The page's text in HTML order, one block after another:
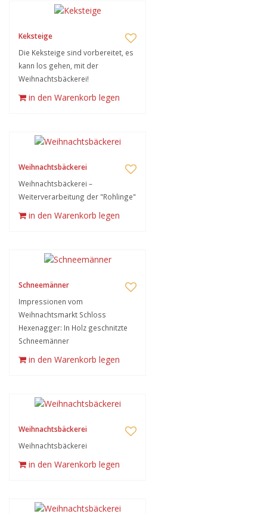
Keksteige
Die Keksteige sind vorbereitet, es
kann los gehen, mit der
Weihnachtsbäckerei!
in den Warenkorb legen
Weihnachtsbäckerei
Weihnachtsbäckerei –
Weiterverarbeitung der "Rohlinge"
in den Warenkorb legen
Schneemänner
Impressionen vom
Weihnachtsmarkt Schloss
Hexenagger: In Holz geschnitzte
Schneemänner
in den Warenkorb legen
Weihnachtsbäckerei
Weihnachtsbäckerei
in den Warenkorb legen